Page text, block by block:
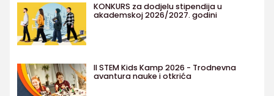
KONKURS za dodjelu stipendija u
akademskoj 2026/2027. godini
II STEM Kids Kamp 2026 - Trodnevna
avantura nauke i otkrića